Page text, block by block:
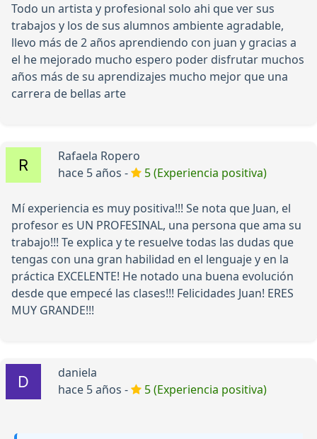
Todo un artista y profesional solo ahi que ver sus
trabajos y los de sus alumnos ambiente agradable,
llevo más de 2 años aprendiendo con juan y gracias a
el he mejorado mucho espero poder disfrutar muchos
años más de su aprendizajes mucho mejor que una
carrera de bellas arte
Rafaela Ropero
hace 5 años -
5 (Experiencia positiva)
Mí experiencia es muy positiva!!! Se nota que Juan, el
profesor es UN PROFESINAL, una persona que ama su
trabajo!!! Te explica y te resuelve todas las dudas que
tengas con una gran habilidad en el lenguaje y en la
práctica EXCELENTE! He notado una buena evolución
desde que empecé las clases!!! Felicidades Juan! ERES
MUY GRANDE!!!
daniela
hace 5 años -
5 (Experiencia positiva)